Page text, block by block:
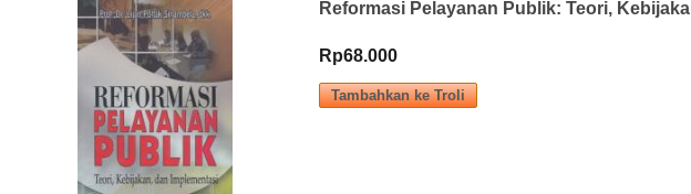
Reformasi Pelayanan Publik: Teori,
Rp68.000